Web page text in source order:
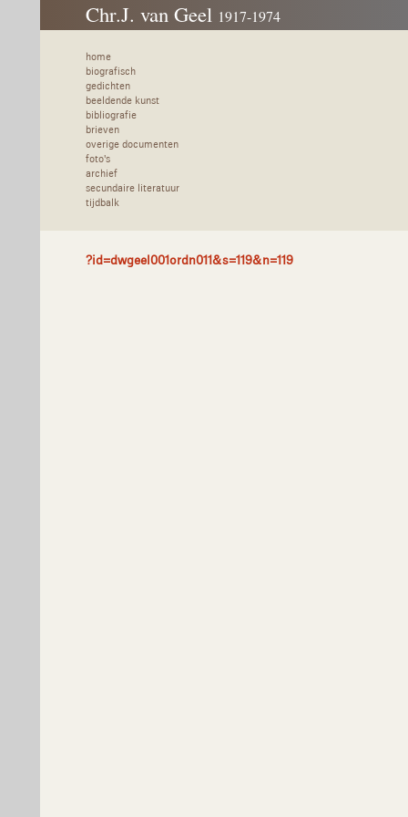
Chr.J. van Geel 1917-1974
home
biografisch
gedichten
beeldende kunst
bibliografie
brieven
overige documenten
foto's
archief
secundaire literatuur
tijdbalk
?id=dwgeel001ordn011&s=119&n=119